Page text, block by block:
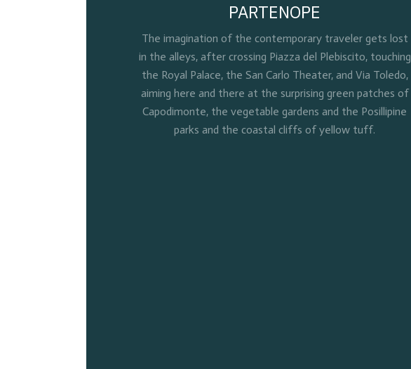
PARTENOPE
The imagination of the contemporary traveler gets lost
in the alleys, after crossing Piazza del Plebiscito, touching
the Royal Palace, the San Carlo Theater, and Via Toledo,
aiming here and there at the surprising green patches of
Capodimonte, the vegetable gardens and the Posillipine
parks and the coastal cliffs of yellow tuff.